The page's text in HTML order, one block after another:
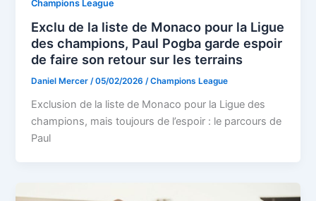
Champions League
Exclu de la liste de Monaco pour la Ligue
des champions, Paul Pogba garde espoir
de faire son retour sur les terrains
Daniel Mercer/05/02/2026/Champions League
Exclusion de la liste de Monaco pour la Ligue des
champions, mais toujours de l’espoir : le parcours de
Paul